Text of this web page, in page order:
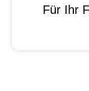
Für Ihr